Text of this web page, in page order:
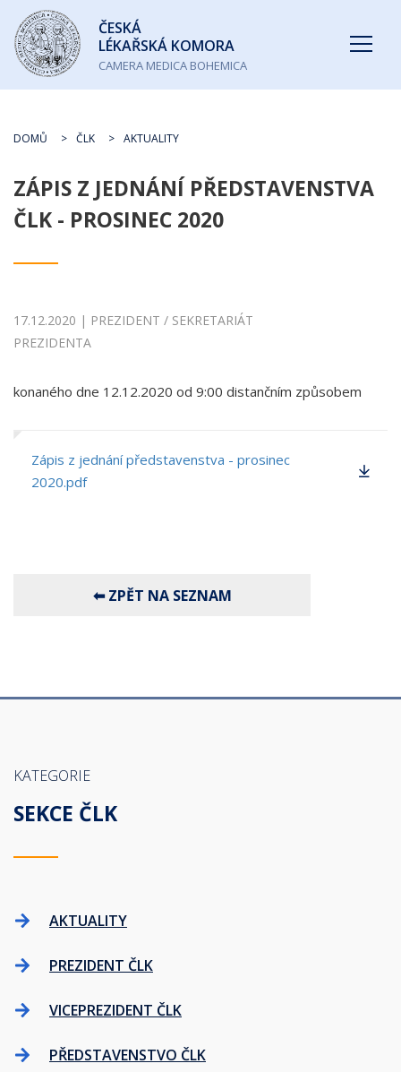
Česká
lékařská
komora
ČESKÁ
LÉKAŘSKÁ KOMORA
CAMERA MEDICA BOHEMICA
DOMŮ ČLK AKTUALITY
ZÁPIS Z JEDNÁNÍ PŘEDSTAVENSTVA
ČLK - PROSINEC 2020
17.12.2020 | PREZIDENT / SEKRETARIÁT
PREZIDENTA
konaného dne 12.12.2020 od 9:00 distančním způsobem
Zápis z jednání představenstva - prosinec
2020.pdf
KATEGORIE
SEKCE ČLK
AKTUALITY
PREZIDENT ČLK
VICEPREZIDENT ČLK
PŘEDSTAVENSTVO ČLK